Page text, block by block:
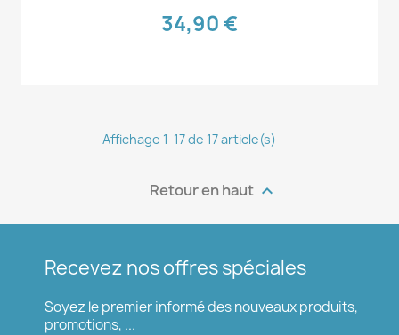
34,90 €
Affichage 1-17 de 17 article(s)
Retour en haut 
Recevez nos offres spéciales
Soyez le premier informé des nouveaux produits,
promotions, ...